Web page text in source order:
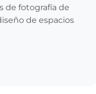
de fotografía de
de espacios